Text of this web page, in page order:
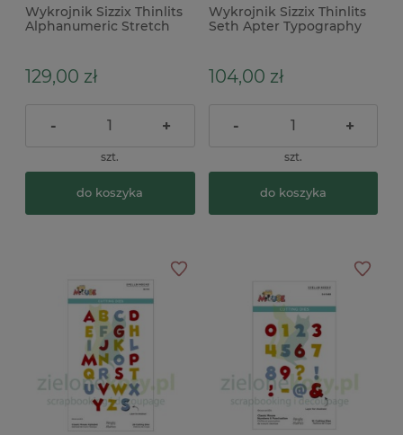
Wykrojnik Sizzix Thinlits
Alphanumeric Stretch
129,00 zł
- +
szt.
do koszyka
Wykrojnik Sizzix Thinlits
Seth Apter Typography
104,00 zł
- +
szt.
do koszyka